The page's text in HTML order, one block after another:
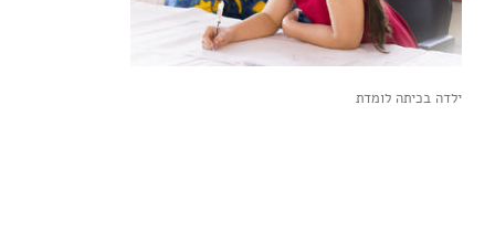
ילדה בכיתה לומדת